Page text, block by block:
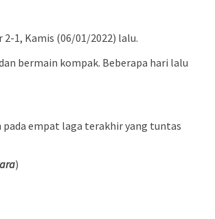
1, Kamis (06/01/2022) lalu.
bermain kompak. Beberapa hari lalu
pada empat laga terakhir yang tuntas
)